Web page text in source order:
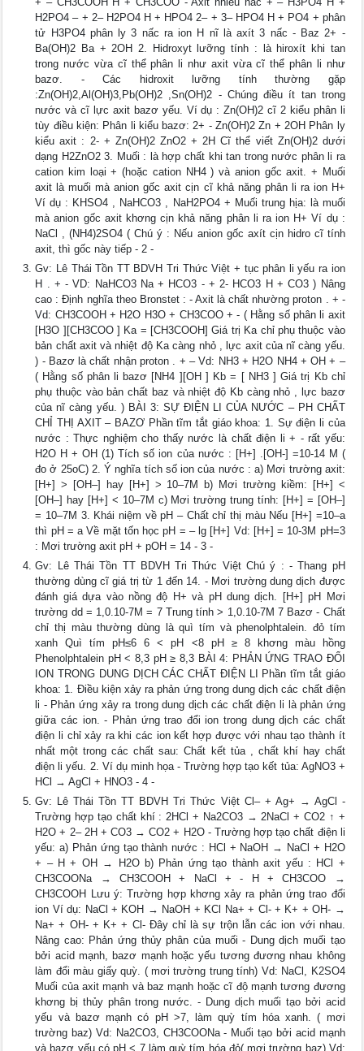
H2PO4 – + 2– H2PO4 H + HPO4 2– + 3– HPO4 H + PO4 + phân
tử H3PO4 phân ly 3 nấc ra ion H nĩ là axít 3 nấc - Baz 2+ -
Ba(OH)2 Ba + 2OH 2. Hidroxyt lưỡng tính : là hiroxít khi tan
trong nước vừa cĩ thể phân li như axit vừa cĩ thể phân li như
bazơ. - Các hidroxit lưỡng tính thường gặp
:Zn(OH)2,Al(OH)3,Pb(OH)2 ,Sn(OH)2 - Chúng điều ít tan trong
nước và cĩ lực axit bazơ yếu. Ví dụ : Zn(OH)2 cĩ 2 kiểu phân li
tùy điều kiện: Phân li kiểu bazơ: 2+ - Zn(OH)2 Zn + 2OH Phân ly
kiểu axit : 2- + Zn(OH)2 ZnO2 + 2H Cĩ thể viết Zn(OH)2 dưới
dạng H2ZnO2 3. Muối : là hợp chất khi tan trong nước phân li ra
cation kim loại + (hoặc cation NH4 ) và anion gốc axit. + Muối
axit là muối mà anion gốc axit cịn cĩ khả năng phân li ra ion H+
Ví dụ : KHSO4 , NaHCO3 , NaH2PO4 + Muối trung hịa: là muối
mà anion gốc axit khơng cịn khả năng phân li ra ion H+ Ví dụ :
NaCl , (NH4)2SO4 ( Chú ý : Nếu anion gốc axít cịn hidro cĩ tính
axit, thì gốc này tiếp - 2 -
Gv: Lê Thái Tồn TT BDVH Tri Thức Việt + tục phân li yếu ra ion
H . + - VD: NaHCO3 Na + HCO3 - + 2- HCO3 H + CO3 ) Nâng
cao : Định nghĩa theo Bronstet : - Axit là chất nhường proton . + -
Vd: CH3COOH + H2O H3O + CH3COO + - ( Hằng số phân li axit
[H3O ][CH3COO ] Ka = [CH3COOH] Giá trị Ka chỉ phụ thuộc vào
bản chất axit và nhiệt độ Ka càng nhỏ , lực axit của nĩ càng yếu.
) - Bazơ là chất nhận proton . + – Vd: NH3 + H2O NH4 + OH + –
( Hằng số phân li bazơ [NH4 ][OH ] Kb = [ NH3 ] Giá trị Kb chỉ
phụ thuộc vào bản chất baz và nhiệt độ Kb càng nhỏ , lực bazơ
của nĩ càng yếu. ) BÀI 3: SỰ ĐIỆN LI CỦA NƯỚC – PH CHẤT
CHỈ THỊ AXIT – BAZƠ Phần tĩm tắt giáo khoa: 1. Sự điện li của
nước : Thực nghiệm cho thấy nước là chất điện li + - rất yếu:
H2O H + OH (1) Tích số ion của nước : [H+] .[OH-] =10-14 M (
đo ở 25oC) 2. Ý nghĩa tích số ion của nước : a) Mơi trường axit:
[H+] > [OH–] hay [H+] > 10–7M b) Mơi trường kiềm: [H+] <
[OH–] hay [H+] < 10–7M c) Mơi trường trung tính: [H+] = [OH–]
= 10–7M 3. Khái niệm về pH – Chất chỉ thị màu Nếu [H+] =10–a
thì pH = a Về mặt tốn học pH = – lg [H+] Vd: [H+] = 10-3M pH=3
: Mơi trường axit pH + pOH = 14 - 3 -
Gv: Lê Thái Tồn TT BDVH Tri Thức Việt Chú ý : - Thang pH
thường dùng cĩ giá trị từ 1 đến 14. - Mơi trường dung dịch được
đánh giá dựa vào nồng độ H+ và pH dung dịch. [H+] pH Mơi
trường dd = 1,0.10-7M = 7 Trung tính > 1,0.10-7M 7 Bazơ - Chất
chỉ thị màu thường dùng là quì tím và phenolphtalein. đỏ tím
xanh Quì tím pH≤6 6 < pH <8 pH ≥ 8 khơng màu hồng
Phenolphtalein pH < 8,3 pH ≥ 8,3 BÀI 4: PHẢN ỨNG TRAO ĐỔI
ION TRONG DUNG DỊCH CÁC CHẤT ĐIỆN LI Phần tĩm tắt giáo
khoa: 1. Điều kiện xảy ra phản ứng trong dung dịch các chất điện
li - Phản ứng xảy ra trong dung dịch các chất điện li là phản ứng
giữa các ion. - Phản ứng trao đổi ion trong dung dịch các chất
điện li chỉ xảy ra khi các ion kết hợp được với nhau tạo thành ít
nhất một trong các chất sau: Chất kết tủa , chất khí hay chất
điện li yếu. 2. Ví dụ minh họa - Trường hợp tạo kết tủa: AgNO3 +
HCl → AgCl + HNO3 - 4 -
Gv: Lê Thái Tồn TT BDVH Tri Thức Việt Cl– + Ag+ → AgCl -
Trường hợp tạo chất khí : 2HCl + Na2CO3 → 2NaCl + CO2 ↑ +
H2O + 2– 2H + CO3 → CO2 + H2O - Trường hợp tạo chất điện li
yếu: a) Phản ứng tạo thành nước : HCl + NaOH → NaCl + H2O
+ – H + OH → H2O b) Phản ứng tạo thành axit yếu : HCl +
CH3COONa → CH3COOH + NaCl + - H + CH3COO →
CH3COOH Lưu ý: Trường hợp khơng xảy ra phản ứng trao đổi
ion Ví dụ: NaCl + KOH → NaOH + KCl Na+ + Cl- + K+ + OH- →
Na+ + OH- + K+ + Cl- Đây chỉ là sự trộn lẫn các ion với nhau.
Nâng cao: Phản ứng thủy phân của muối - Dung dịch muối tạo
bởi acid mạnh, bazơ mạnh hoặc yếu tương đương nhau không
làm đổi màu giấy quỳ. ( mơi trường trung tính) Vd: NaCl, K2SO4
Muối của axit mạnh và baz mạnh hoặc cĩ độ mạnh tương đương
khơng bị thủy phân trong nước. - Dung dịch muối tạo bởi acid
yếu và bazơ mạnh có pH >7, làm quỳ tím hóa xanh. ( mơi
trường baz) Vd: Na2CO3, CH3COONa - Muối tạo bởi acid mạnh
và bazơ yếu có pH < 7 làm quỳ tím hóa đỏ( mơi trường baz) Vd: